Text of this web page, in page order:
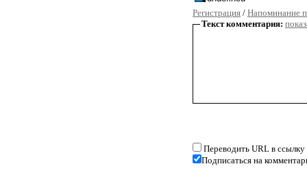
Регистрация / Напоминание
Текст комментария:
Переводить URL в ссылку
Подписаться на